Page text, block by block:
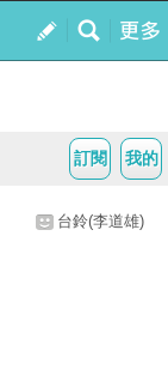
我的
訂閱
台鈴(李道雄)